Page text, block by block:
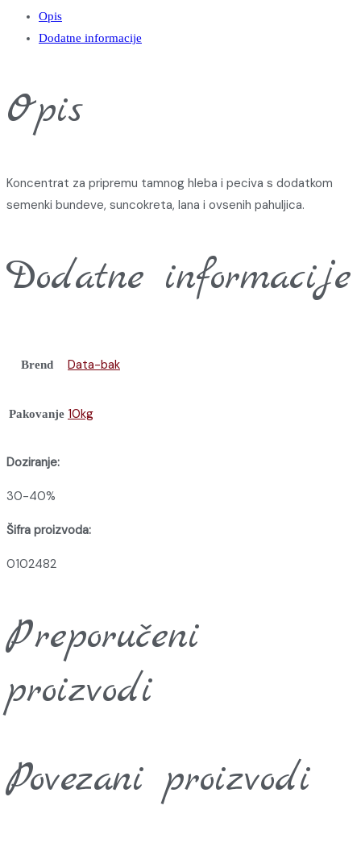
Opis
Dodatne informacije
Opis
Koncentrat za pripremu tamnog hleba i peciva s dodatkom
semenki bundeve, suncokreta, lana i ovsenih pahuljica.
Dodatne informacije
Brend Data-bak
Pakovanje 10kg
Doziranje:
30-40%
Šifra proizvoda:
0102482
Preporučeni
proizvodi
Povezani proizvodi